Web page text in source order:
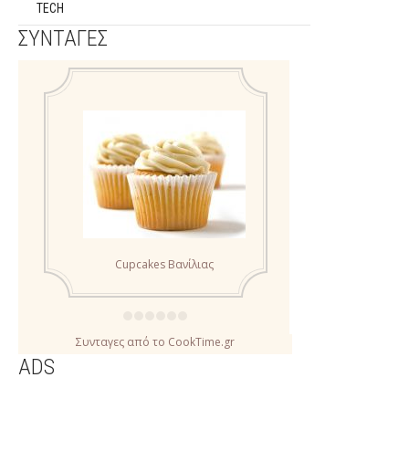
TECH
ΣΥΝΤΑΓΕΣ
Συνταγες από το CookTime.gr
ADS